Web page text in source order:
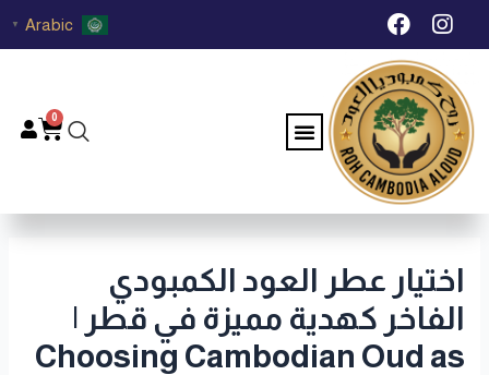
تخطي I
n
s
t
a
g
r
a
m
F
a
c
e
b
o
o
k
Arabic
▼
Menu
0
اختيار عطر العود الكمبودي
الفاخر كهدية مميزة في قطر |
Choosing Cambodian Oud as
Post
navigation